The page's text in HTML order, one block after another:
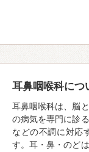
耳鼻咽喉科につ
耳鼻咽喉科は、脳
の病気を専門に診
などの不調に対応
す。耳・鼻・のど